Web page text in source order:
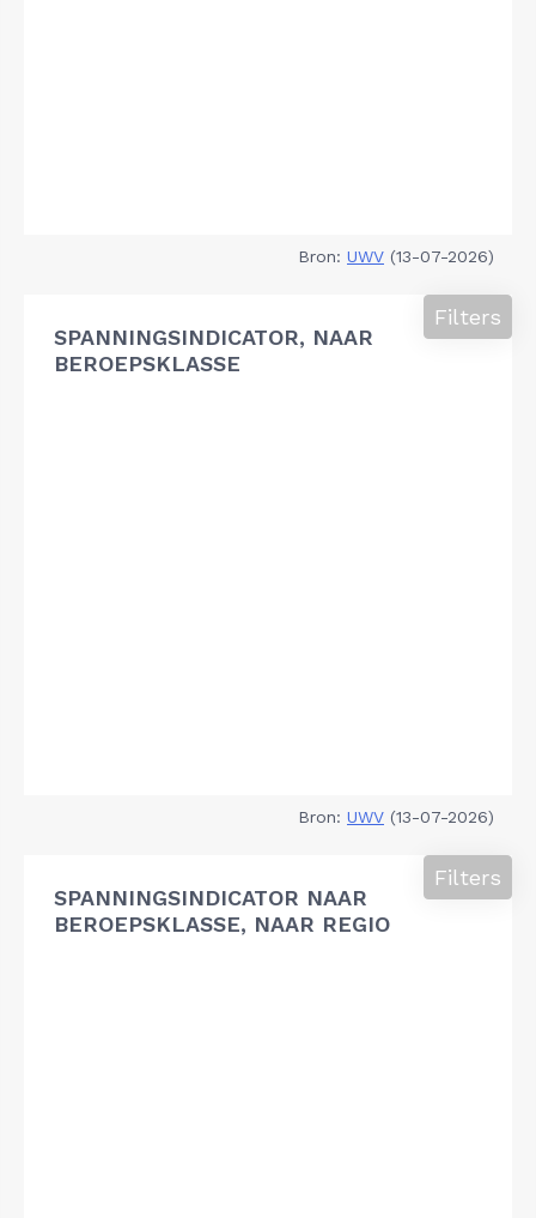
Bron: UWV (13-07-2026)
SPANNINGSINDICATOR, NAAR
BEROEPSKLASSE
Filters
Bron: UWV (13-07-2026)
SPANNINGSINDICATOR NAAR
BEROEPSKLASSE, NAAR REGIO
Filters